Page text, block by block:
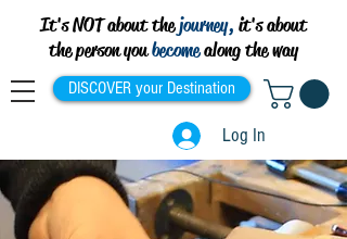
It's NOT about thejourney, it's about
the person youbecomealong the way
DISCOVER your Destination
Log In